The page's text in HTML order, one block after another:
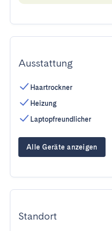
Ausstattung
Haartrockner
Heizung
Laptopfreundlicher
Alle Geräte anzeigen
Standort